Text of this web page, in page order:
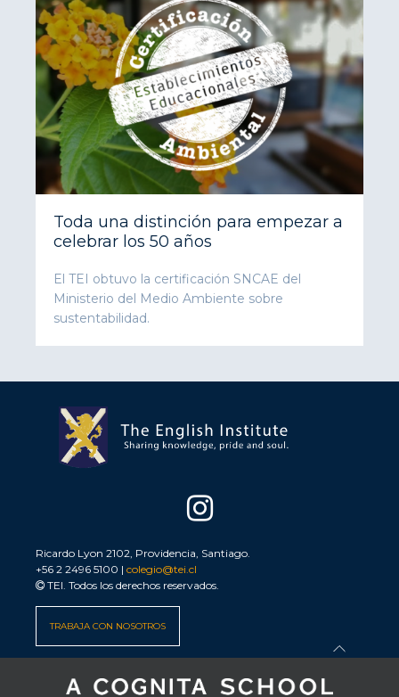
Toda una distinción para empezar a
celebrar los 50 años
El TEI obtuvo la certificación SNCAE del
Ministerio del Medio Ambiente sobre
sustentabilidad.
Ricardo Lyon 2102, Providencia, Santiago.
+56 2 2496 5100 | colegio@tei.cl
TEI. Todos los derechos reservados.
TRABAJA CON NOSOTROS